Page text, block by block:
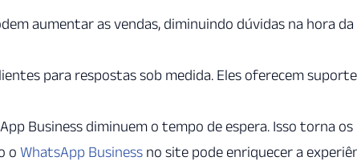
aumentar as vendas, diminuindo dúvidas na hora da
para respostas sob medida. Eles oferecem suporte
Business diminuem o tempo de espera. Isso torna os
o WhatsApp Business no site pode enriquecer a